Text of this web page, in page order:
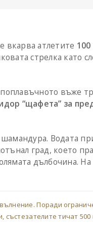
вкарва атлетите
стрелка като
въже
“щафета” за
Водата
град, което
дълбочина.
Поради
състезателите тичат 500